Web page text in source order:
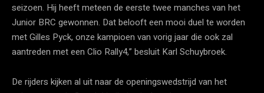
seizoen. Hij heeft meteen de eerste twee manches van het
Junior BRC gewonnen. Dat belooft een mooi duel te worden
met Gilles Pyck, onze kampioen van vorig jaar die ook zal
aantreden met een Clio Rally4,” besluit Karl Schuybroek.
De rijders kijken al uit naar de openingswedstrijd van het